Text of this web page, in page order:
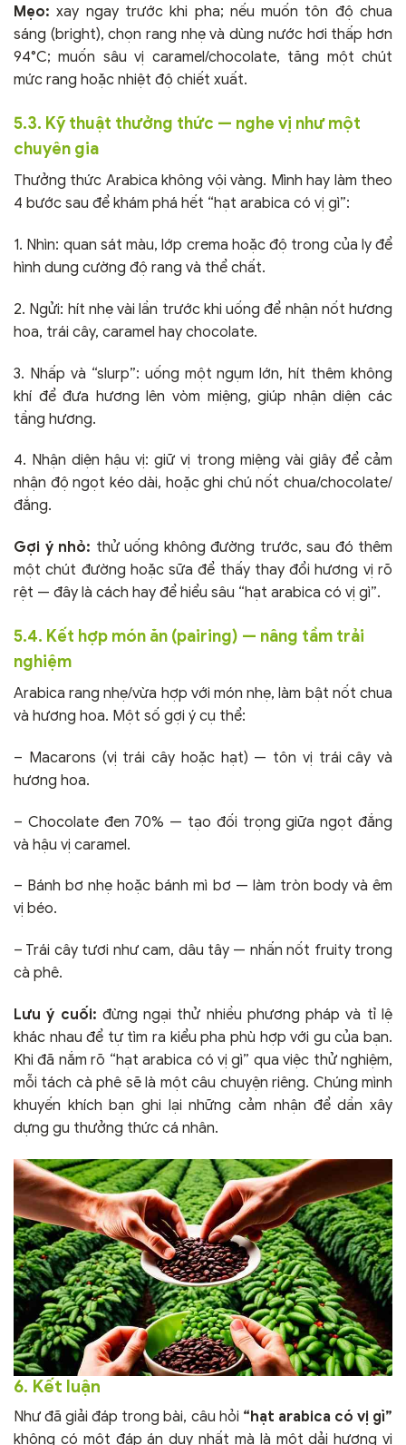
Mẹo: xay ngay trước khi pha; nếu muốn tôn độ chua
sáng (bright), chọn rang nhẹ và dùng nước hơi thấp hơn
94°C; muốn sâu vị caramel/chocolate, tăng một chút
mức rang hoặc nhiệt độ chiết xuất.
5.3. Kỹ thuật thưởng thức — nghe vị như một
chuyên gia
Thưởng thức Arabica không vội vàng. Mình hay làm theo
4 bước sau để khám phá hết “hạt arabica có vị gì”:
1. Nhìn: quan sát màu, lớp crema hoặc độ trong của ly để
hình dung cường độ rang và thể chất.
2. Ngửi: hít nhẹ vài lần trước khi uống để nhận nốt hương
hoa, trái cây, caramel hay chocolate.
3. Nhấp và “slurp”: uống một ngụm lớn, hít thêm không
khí để đưa hương lên vòm miệng, giúp nhận diện các
tầng hương.
4. Nhận diện hậu vị: giữ vị trong miệng vài giây để cảm
nhận độ ngọt kéo dài, hoặc ghi chú nốt chua/chocolate/
đắng.
Gợi ý nhỏ: thử uống không đường trước, sau đó thêm
một chút đường hoặc sữa để thấy thay đổi hương vị rõ
rệt — đây là cách hay để hiểu sâu “hạt arabica có vị gì”.
5.4. Kết hợp món ăn (pairing) — nâng tầm trải
nghiệm
Arabica rang nhẹ/vừa hợp với món nhẹ, làm bật nốt chua
và hương hoa. Một số gợi ý cụ thể:
– Macarons (vị trái cây hoặc hạt) — tôn vị trái cây và
hương hoa.
– Chocolate đen 70% — tạo đối trọng giữa ngọt đắng
và hậu vị caramel.
– Bánh bơ nhẹ hoặc bánh mì bơ — làm tròn body và êm
vị béo.
– Trái cây tươi như cam, dâu tây — nhấn nốt fruity trong
cà phê.
Lưu ý cuối: đừng ngại thử nhiều phương pháp và tỉ lệ
khác nhau để tự tìm ra kiểu pha phù hợp với gu của bạn.
Khi đã nắm rõ “hạt arabica có vị gì” qua việc thử nghiệm,
mỗi tách cà phê sẽ là một câu chuyện riêng. Chúng mình
khuyến khích bạn ghi lại những cảm nhận để dần xây
dựng gu thưởng thức cá nhân.
6. Kết luận
Như đã giải đáp trong bài, câu hỏi “hạt arabica có vị gì”
không có một đáp án duy nhất mà là một dải hương vị